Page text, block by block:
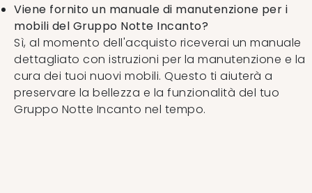
Viene fornito un manuale di manutenzione per i
mobili del Gruppo Notte Incanto?
Sì, al momento dell'acquisto riceverai un manuale
dettagliato con istruzioni per la manutenzione e la
cura dei tuoi nuovi mobili. Questo ti aiuterà a
preservare la bellezza e la funzionalità del tuo
Gruppo Notte Incanto nel tempo.